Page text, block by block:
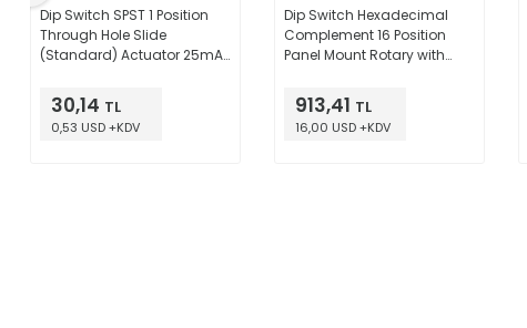
Dip Switch SPST 1 Position
Through Hole Slide
(Standard) Actuator 25mA
30,14 TL
0,53 USD +KDV
Dip Switch Hexadecimal
Complement 16 Position
Panel Mount Rotary with
913,41 TL
16,00 USD +KDV